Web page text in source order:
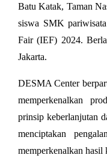
Batu Katak, Taman
siswa SMK
Fair (IEF) 2024.
Jakarta.
DESMA Center
memperkenalkan
prinsip keberlanjutan
menciptakan
memperkenalkan hasil